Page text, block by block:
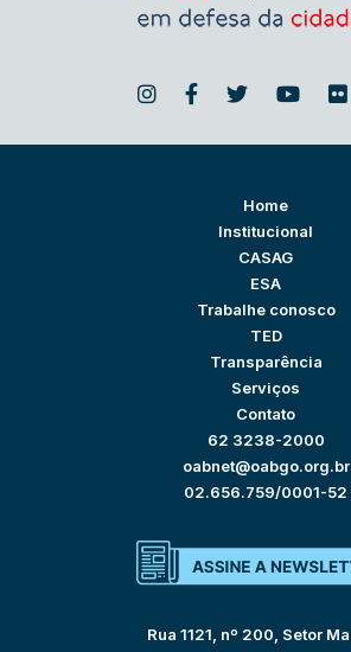
Home
Institucional
CASAG
ESA
Trabalhe conosco
TED
Transparência
Serviços
Contato
62 3238-2000
oabnet@oabgo.org.br
02.656.759/0001-52
Rua 1121, nº 200, Setor